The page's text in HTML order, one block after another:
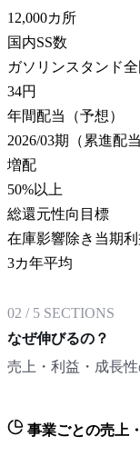
12,000カ所
国内SS数
ガソリンスタンド
34円
年間配当（予想）
2026/03期（累進配当
増配
50%以上
総還元性向目標
在庫影響除き当期
3カ年平均
02 / 5 SECTIONS
なぜ伸びるの？
売上・利益・成長
事業ごとの売上